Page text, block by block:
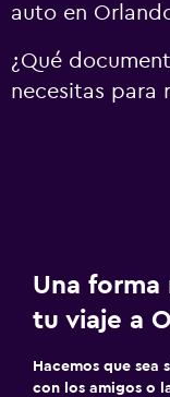
auto en
¿Qué
necesitas para
Una forma
tu viaje a
Hacemos que
con los amigos o